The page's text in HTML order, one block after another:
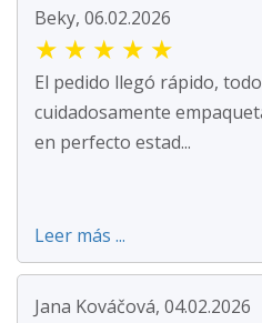
Beky, 06.02.2026
★ ★ ★ ★ ★
El pedido llegó rápido,
cuidadosamente
en perfecto estad...
Leer más ...
Jana Kováčová, 04.02.2026